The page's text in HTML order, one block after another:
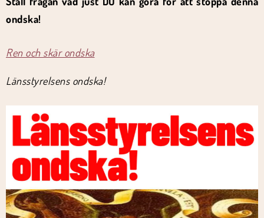
ondska!
Ren och skär ondska
Länsstyrelsens ondska!